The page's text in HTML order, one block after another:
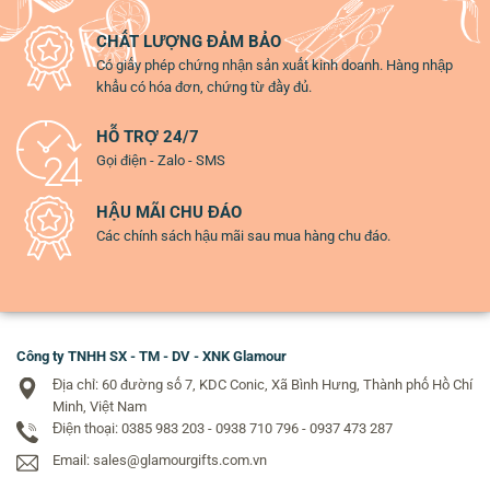
CHẤT LƯỢNG ĐẢM BẢO
Có giấy phép chứng nhận sản xuất kinh doanh. Hàng nhập
khẩu có hóa đơn, chứng từ đầy đủ.
HỖ TRỢ 24/7
Gọi điện - Zalo - SMS
HẬU MÃI CHU ĐÁO
Các chính sách hậu mãi sau mua hàng chu đáo.
Công ty TNHH SX - TM - DV - XNK Glamour
Địa chỉ: 60 đường số 7, KDC Conic, Xã Bình Hưng, Thành phố Hồ Chí
Minh, Việt Nam
Điện thoại: 0385 983 203 - 0938 710 796 - 0937 473 287
Email: sales@glamourgifts.com.vn